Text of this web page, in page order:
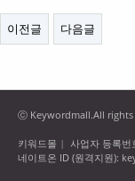
이전글 다음글
ⓒ Keywordmall.All rights
키워드몰 | 사업자 등록번
네이트온 ID (원격지원):